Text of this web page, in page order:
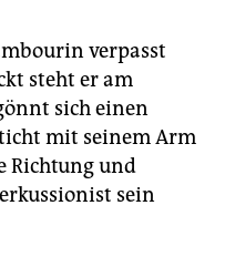
verpasst
steht er am
sich einen
mit seinem Arm
Richtung und
sein